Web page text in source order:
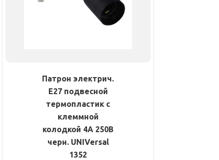
Патрон электрич.
E27 подвесной
термопластик с
клеммной
колодкой 4А 250В
черн. UNIVersal
1352